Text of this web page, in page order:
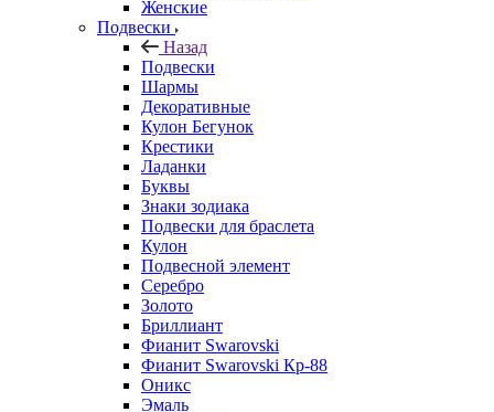
Женские
Подвески
Назад
Подвески
Шармы
Декоративные
Кулон Бегунок
Крестики
Ладанки
Буквы
Знаки зодиака
Подвески для браслета
Кулон
Подвесной элемент
Серебро
Золото
Бриллиант
Фианит Swarovski
Фианит Swarovski Кр-88
Оникс
Эмаль